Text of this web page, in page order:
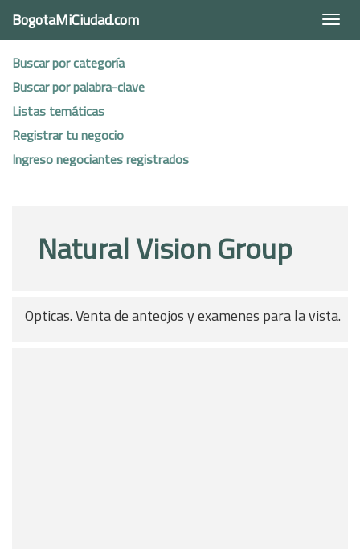
BogotaMiCiudad.com
Buscar por categoría
Buscar por palabra-clave
Listas temáticas
Registrar tu negocio
Ingreso negociantes registrados
Natural Vision Group
Opticas. Venta de anteojos y examenes para la vista.